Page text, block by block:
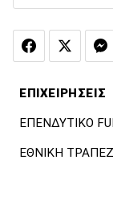
ΕΠΙΧΕΙΡΗΣΕΙΣ
ΕΠΕΝΔΥΤΙΚΟ
ΕΘΝΙΚΗ